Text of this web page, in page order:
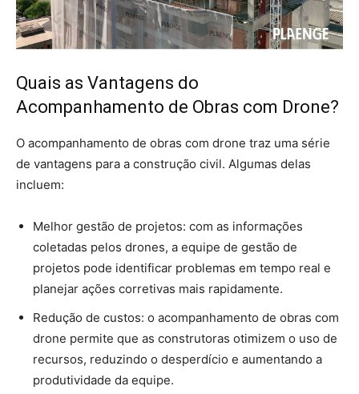
Quais as Vantagens do
Acompanhamento de Obras com Drone?
O acompanhamento de obras com drone traz uma série
de vantagens para a construção civil. Algumas delas
incluem:
Melhor gestão de projetos: com as informações
coletadas pelos drones, a equipe de gestão de
projetos pode identificar problemas em tempo real e
planejar ações corretivas mais rapidamente.
Redução de custos: o acompanhamento de obras com
drone permite que as construtoras otimizem o uso de
recursos, reduzindo o desperdício e aumentando a
produtividade da equipe.